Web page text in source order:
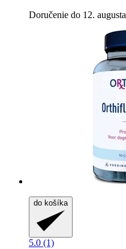
Doručenie do 12. augusta
do košíka
5.0 (1)